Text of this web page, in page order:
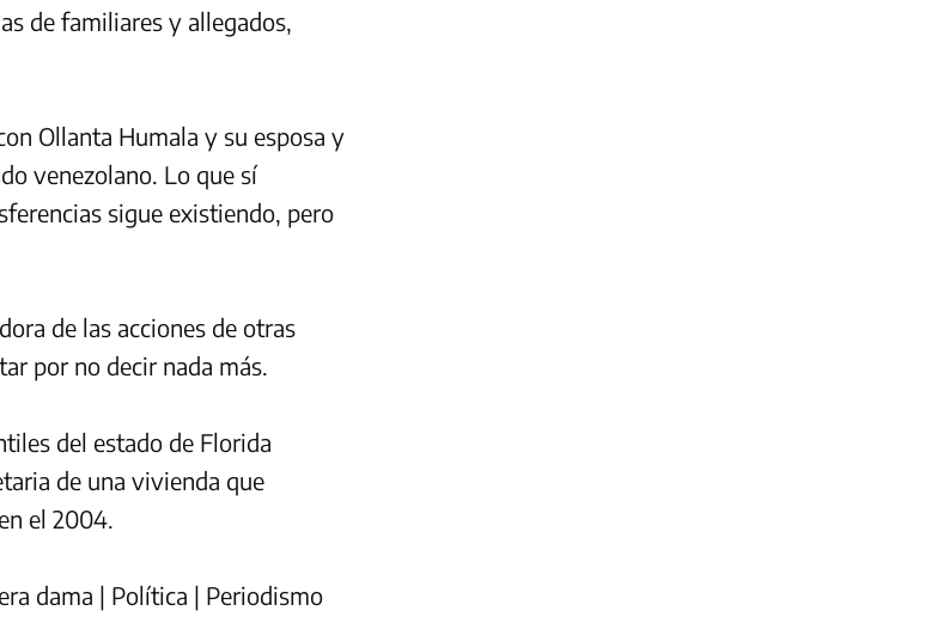
de familiares y allegados,
Ollanta Humala y su esposa y
venezolano. Lo que sí
sigue existiendo, pero
de las acciones de otras
por no decir nada más.
del estado de Florida
de una vivienda que
el 2004.
dama | Política | Periodismo